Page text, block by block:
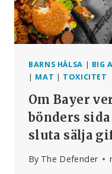
BARNS HÄLSA | BIG
| MAT | TOXICITET
Om Bayer
bönders
sluta sälja
By The Defender